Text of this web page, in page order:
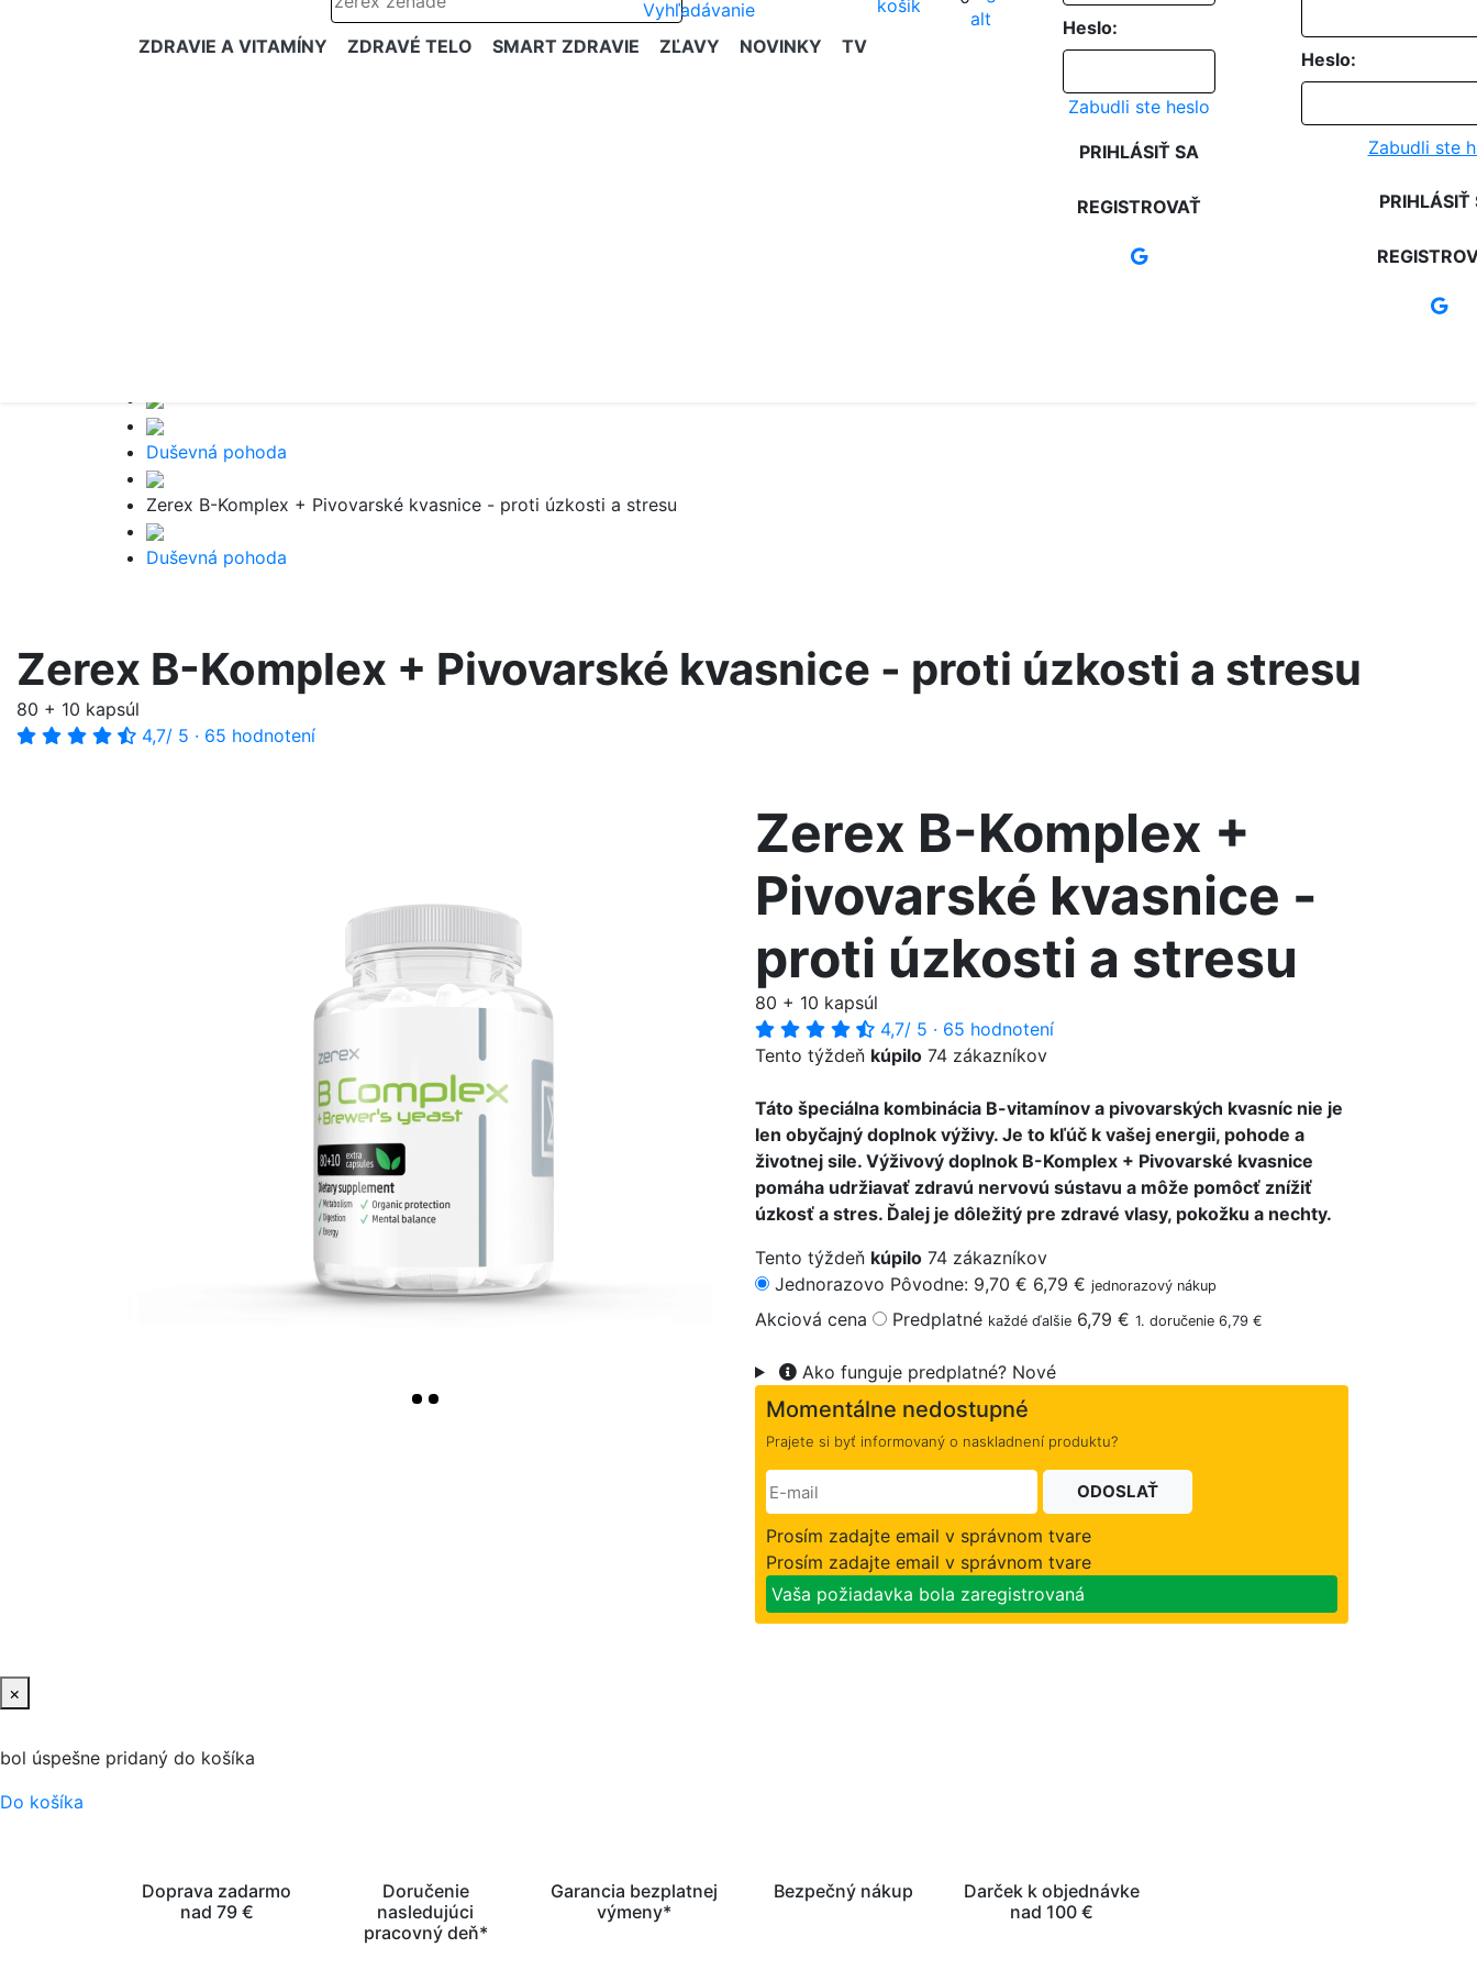
ZDRAVIE A VITAMÍNY ZDRAVÉ TELO SMART ZDRAVIE ZĽAVY NOVINKY TV
Heslo:
Zabudli ste heslo
PRIHLÁSIŤ SA
REGISTROVAŤ
Heslo:
Zabudli ste
PRIHLÁSIŤ
Duševná pohoda
Zerex B-Komplex + Pivovarské kvasnice - proti úzkosti a stresu
Duševná pohoda
Zerex B-Komplex + Pivovarské kvasnice - proti úzkosti a stresu
80 + 10 kapsúl
4,7/ 5 · 65 hodnotení
Zerex B-Komplex +
Pivovarské kvasnice -
proti úzkosti a stresu
80 + 10 kapsúl
4,7/ 5 · 65 hodnotení
Tento týždeň kúpilo 74 zákazníkov
Táto špeciálna kombinácia B-vitamínov a pivovarských kvasníc nie je
len obyčajný doplnok výživy. Je to kľúč k vašej energii, pohode a
životnej sile. Výživový doplnok B-Komplex + Pivovarské kvasnice
pomáha udržiavať zdravú nervovú sústavu a môže pomôcť znížiť
úzkosť a stres. Ďalej je dôležitý pre zdravé vlasy, pokožku a nechty.
Tento týždeň kúpilo 74 zákazníkov
Jednorazovo Pôvodne: 9,70 € 6,79 € jednorazový nákup
Akciová cena Predplatné každé ďalšie 6,79 € 1. doručenie 6,79 €
Ako funguje predplatné? Nové
Momentálne nedostupné
Prajete si byť informovaný o naskladnení produktu?
ODOSLAŤ
Prosím zadajte email v správnom tvare
Prosím zadajte email v správnom tvare
Vaša požiadavka bola zaregistrovaná
×
bol úspešne pridaný do košíka
Do košíka
Doprava zadarmo
nad 79 €
Doručenie
nasledujúci
pracovný deň*
Garancia bezplatnej
výmeny*
Bezpečný nákup
Darček k objednávke
nad 100 €